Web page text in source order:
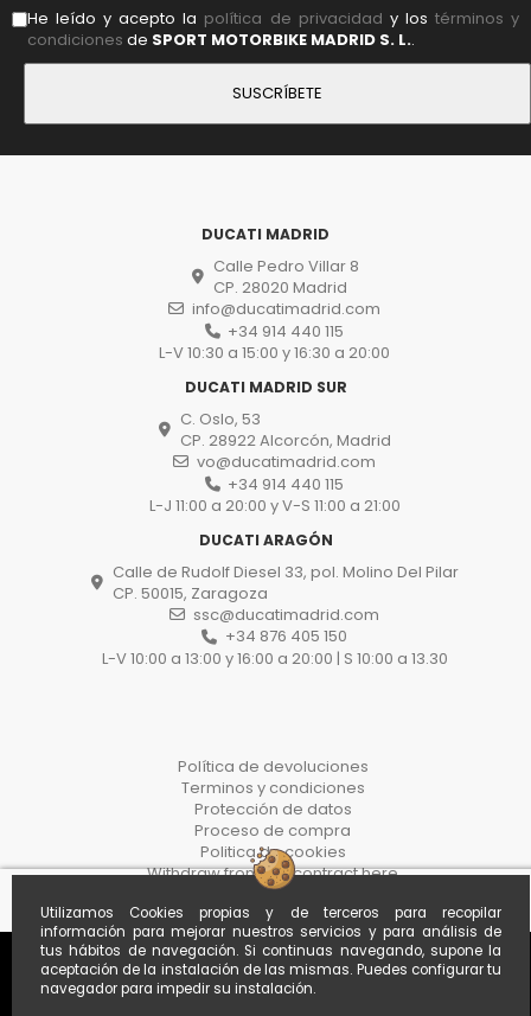
Utilizamos Cookies propias y de terceros para recopilar
información para mejorar nuestros servicios y para análisis de
tus hábitos de navegación. Si continuas navegando, supone la
aceptación de la instalación de las mismas. Puedes configurar tu
navegador para impedir su instalación.
He leído y acepto la política de privacidad y lostérminos y
condiciones de SPORT MOTORBIKE MADRID S. L..
DUCATI MADRID
Calle Pedro Villar 8
CP. 28020 Madrid
info@ducatimadrid.com
+34 914 440 115
L-V 10:30 a 15:00 y 16:30 a 20:00
DUCATI MADRID SUR
C. Oslo, 53
CP. 28922 Alcorcón, Madrid
vo@ducatimadrid.com
+34 914 440 115
L-J 11:00 a 20:00 y V-S 11:00 a 21:00
DUCATI ARAGÓN
Calle de Rudolf Diesel 33, pol. Molino Del Pilar
CP. 50015, Zaragoza
ssc@ducatimadrid.com
+34 876 405 150
L-V 10:00 a 13:00 y 16:00 a 20:00 | S 10:00 a 13.30
Política de devoluciones
Terminos y condiciones
Protección de datos
Proceso de compra
Politica de cookies
Withdraw from the contract here